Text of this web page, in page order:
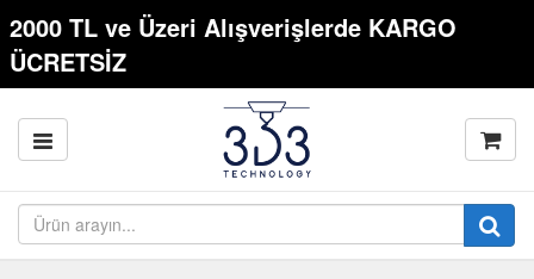
2000 TL ve Üzeri Alışverişlerde KARGO
ÜCRETSİZ